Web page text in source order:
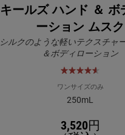
キールズ ハンド ＆ ボ
ーション ムスク
シルクのような軽いテクスチャ
＆ボディローション
ワンサイズのみ
250mL
3,520円